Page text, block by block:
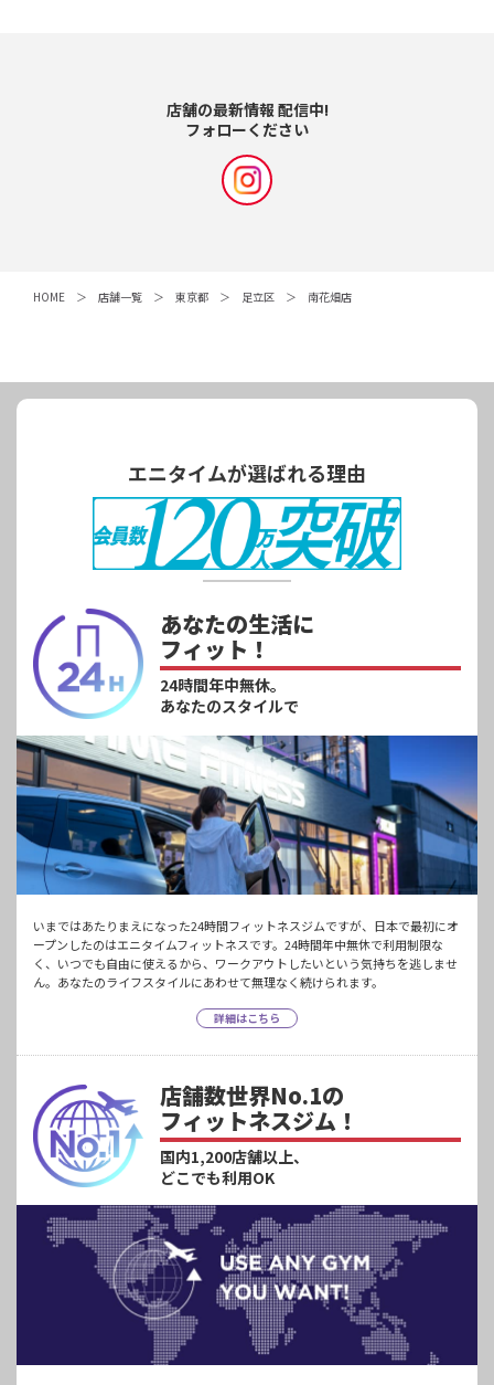
店舗の最新情報 配信中!
フォローください
HOME 店舗一覧 東京都 足立区 南花畑店
エニタイムが選ばれる理由
あなたの生活に
フィット！
24時間年中無休。
あなたのスタイルで
いまではあたりまえになった24時間フィットネスジムですが、日本で最初にオ
ープンしたのはエニタイムフィットネスです。24時間年中無休で利用制限な
く、いつでも自由に使えるから、ワークアウトしたいという気持ちを逃しませ
ん。あなたのライフスタイルにあわせて無理なく続けられます。
詳細はこちら
店舗数世界No.1の
フィットネスジム！
国内1,200店舗以上、
どこでも利用OK